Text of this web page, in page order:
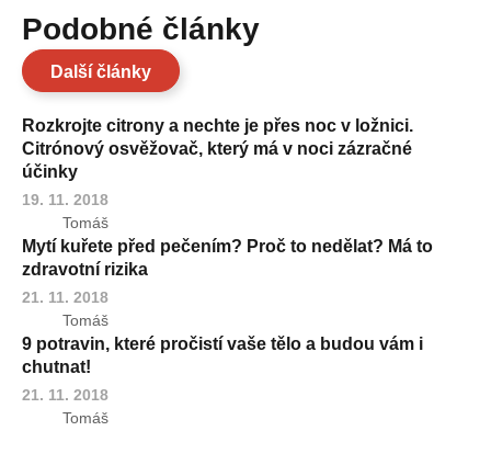
Podobné články
Další články
Rozkrojte citrony a nechte je přes noc v ložnici.
Citrónový osvěžovač, který má v noci zázračné
účinky
19. 11. 2018
Tomáš
Mytí kuřete před pečením? Proč to nedělat? Má to
zdravotní rizika
21. 11. 2018
Tomáš
9 potravin, které pročistí vaše tělo a budou vám i
chutnat!
21. 11. 2018
Tomáš